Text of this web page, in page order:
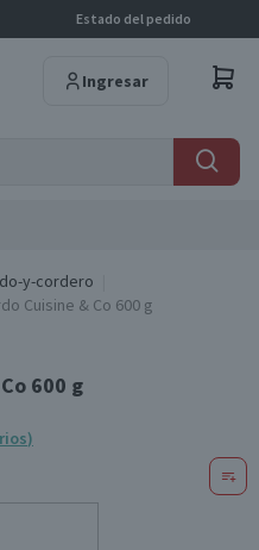
Estado del pedido
Ingresar
y-cordero
Cuisine & Co 600 g
600 g
)